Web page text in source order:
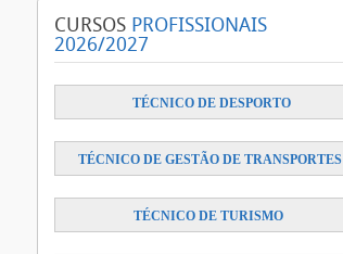
CURSOS PROFISSIONAIS
2026/2027
TÉCNICO DE DESPORTO
TÉCNICO DE GESTÃO DE TRANSPORTES
TÉCNICO DE TURISMO